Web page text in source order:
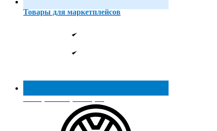
Товары для маркетплейсов
Реестр МинПромТорга